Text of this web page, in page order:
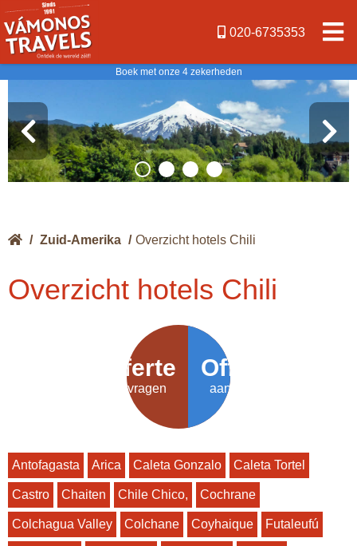
020-6735353
Boek met onze 4 zekerheden
/ Zuid-Amerika / Overzicht hotels Chili
Overzicht hotels Chili
Offerte
aanvragen
Antofagasta Arica Caleta Gonzalo Caleta Tortel
Castro Chaiten Chile Chico, Cochrane
Colchagua Valley Colchane Coyhaique Futaleufú